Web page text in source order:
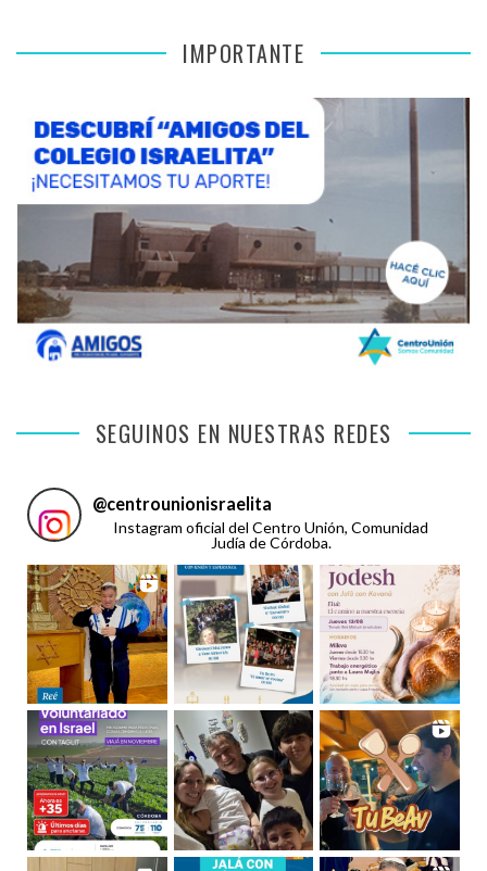
IMPORTANTE
SEGUINOS EN NUESTRAS REDES
@centrounionisraelita
Instagram oficial del Centro Unión, Comunidad
Judía de Córdoba.